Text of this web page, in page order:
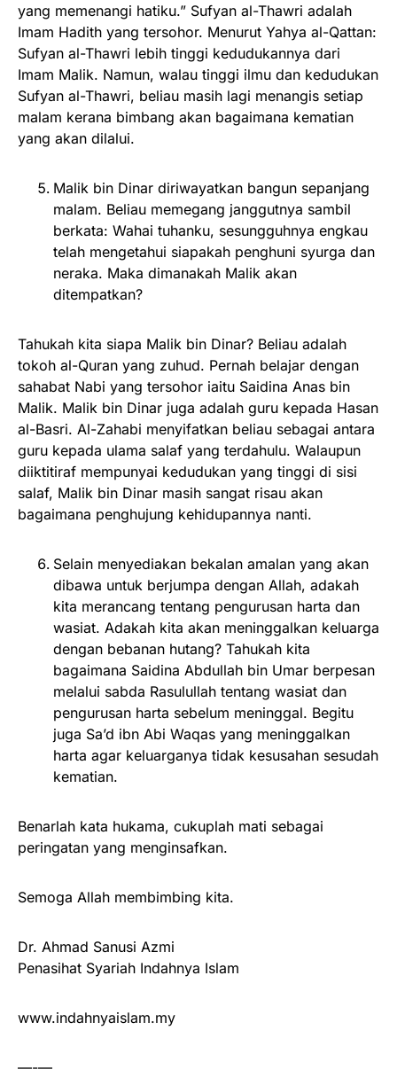
yang memenangi hatiku.” Sufyan al-Thawri adalah
Imam Hadith yang tersohor. Menurut Yahya al-Qattan:
Sufyan al-Thawri lebih tinggi kedudukannya dari
Imam Malik. Namun, walau tinggi ilmu dan kedudukan
Sufyan al-Thawri, beliau masih lagi menangis setiap
malam kerana bimbang akan bagaimana kematian
yang akan dilalui.
Malik bin Dinar diriwayatkan bangun sepanjang
malam. Beliau memegang janggutnya sambil
berkata: Wahai tuhanku, sesungguhnya engkau
telah mengetahui siapakah penghuni syurga dan
neraka. Maka dimanakah Malik akan
ditempatkan?
Tahukah kita siapa Malik bin Dinar? Beliau adalah
tokoh al-Quran yang zuhud. Pernah belajar dengan
sahabat Nabi yang tersohor iaitu Saidina Anas bin
Malik. Malik bin Dinar juga adalah guru kepada Hasan
al-Basri. Al-Zahabi menyifatkan beliau sebagai antara
guru kepada ulama salaf yang terdahulu. Walaupun
diiktitiraf mempunyai kedudukan yang tinggi di sisi
salaf, Malik bin Dinar masih sangat risau akan
bagaimana penghujung kehidupannya nanti.
Selain menyediakan bekalan amalan yang akan
dibawa untuk berjumpa dengan Allah, adakah
kita merancang tentang pengurusan harta dan
wasiat. Adakah kita akan meninggalkan keluarga
dengan bebanan hutang? Tahukah kita
bagaimana Saidina Abdullah bin Umar berpesan
melalui sabda Rasulullah tentang wasiat dan
pengurusan harta sebelum meninggal. Begitu
juga Sa’d ibn Abi Waqas yang meninggalkan
harta agar keluarganya tidak kesusahan sesudah
kematian.
Benarlah kata hukama, cukuplah mati sebagai
peringatan yang menginsafkan.
Semoga Allah membimbing kita.
Dr. Ahmad Sanusi Azmi
Penasihat Syariah Indahnya Islam
www.indahnyaislam.my
—-—